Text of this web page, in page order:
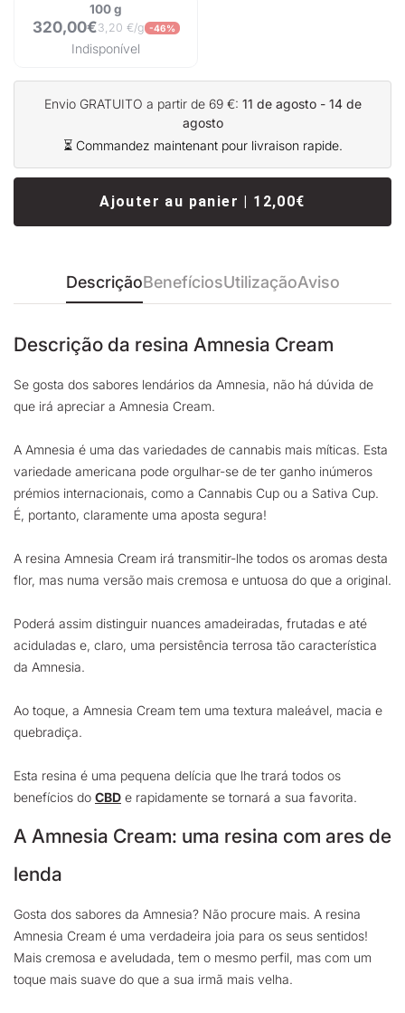
100 g
320,00€3,20 €/g -46%
Indisponível
Envio GRATUITO a partir de 69 €: 11 de agosto - 14 de
agosto
⏳ Commandez maintenant pour livraison rapide.
Ajouter au panier | 12,00€
DescriçãoBenefíciosUtilizaçãoAviso
Descrição da resina Amnesia Cream
Se gosta dos sabores lendários da Amnesia, não há dúvida de
que irá apreciar a Amnesia Cream.
A Amnesia é uma das variedades de cannabis mais míticas. Esta
variedade americana pode orgulhar-se de ter ganho inúmeros
prémios internacionais, como a Cannabis Cup ou a Sativa Cup.
É, portanto, claramente uma aposta segura!
A resina Amnesia Cream irá transmitir-lhe todos os aromas desta
flor, mas numa versão mais cremosa e untuosa do que a original.
Poderá assim distinguir nuances amadeiradas, frutadas e até
aciduladas e, claro, uma persistência terrosa tão característica
da Amnesia.
Ao toque, a Amnesia Cream tem uma textura maleável, macia e
quebradiça.
Esta resina é uma pequena delícia que lhe trará todos os
benefícios do CBD e rapidamente se tornará a sua favorita.
A Amnesia Cream: uma resina com ares de
lenda
Gosta dos sabores da Amnesia? Não procure mais. A resina
Amnesia Cream é uma verdadeira joia para os seus sentidos!
Mais cremosa e aveludada, tem o mesmo perfil, mas com um
toque mais suave do que a sua irmã mais velha.